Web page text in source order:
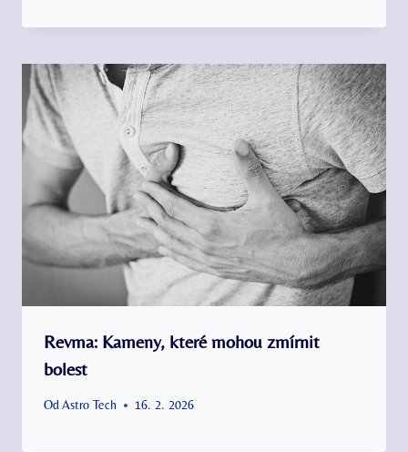
Revma: Kameny, které mohou zmírnit
bolest
Od Astro Tech 16. 2. 2026